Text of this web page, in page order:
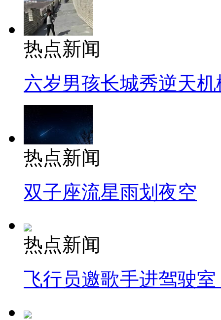
热点新闻
六岁男孩长城秀逆天机
热点新闻
双子座流星雨划夜空
热点新闻
飞行员邀歌手进驾驶